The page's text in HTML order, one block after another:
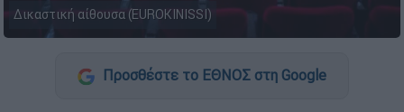
Δικαστική αίθουσα (EUROKINISSI)
Προσθέστε το ΕΘΝΟΣ στη Google